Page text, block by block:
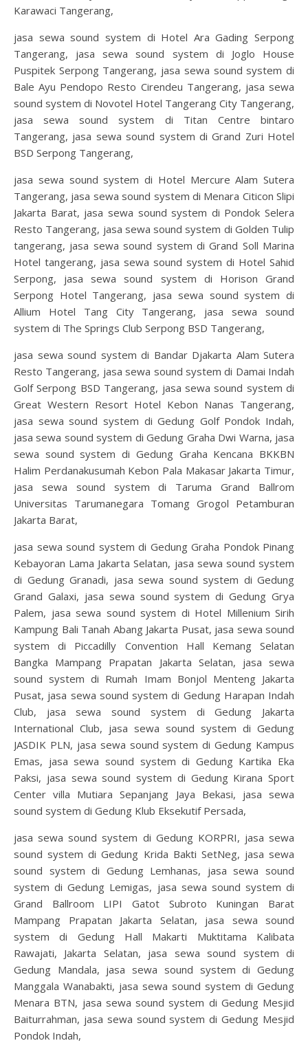
Karawaci Tangerang,
jasa sewa sound system di Hotel Ara Gading Serpong
Tangerang, jasa sewa sound system di Joglo House
Puspitek Serpong Tangerang, jasa sewa sound system di
Bale Ayu Pendopo Resto Cirendeu Tangerang, jasa sewa
sound system di Novotel Hotel Tangerang City Tangerang,
jasa sewa sound system di Titan Centre bintaro
Tangerang, jasa sewa sound system di Grand Zuri Hotel
BSD Serpong Tangerang,
jasa sewa sound system di Hotel Mercure Alam Sutera
Tangerang, jasa sewa sound system di Menara Citicon Slipi
Jakarta Barat, jasa sewa sound system di Pondok Selera
Resto Tangerang, jasa sewa sound system di Golden Tulip
tangerang, jasa sewa sound system di Grand Soll Marina
Hotel tangerang, jasa sewa sound system di Hotel Sahid
Serpong, jasa sewa sound system di Horison Grand
Serpong Hotel Tangerang, jasa sewa sound system di
Allium Hotel Tang City Tangerang, jasa sewa sound
system di The Springs Club Serpong BSD Tangerang,
jasa sewa sound system di Bandar Djakarta Alam Sutera
Resto Tangerang, jasa sewa sound system di Damai Indah
Golf Serpong BSD Tangerang, jasa sewa sound system di
Great Western Resort Hotel Kebon Nanas Tangerang,
jasa sewa sound system di Gedung Golf Pondok Indah,
jasa sewa sound system di Gedung Graha Dwi Warna, jasa
sewa sound system di Gedung Graha Kencana BKKBN
Halim Perdanakusumah Kebon Pala Makasar Jakarta Timur,
jasa sewa sound system di Taruma Grand Ballrom
Universitas Tarumanegara Tomang Grogol Petamburan
Jakarta Barat,
jasa sewa sound system di Gedung Graha Pondok Pinang
Kebayoran Lama Jakarta Selatan, jasa sewa sound system
di Gedung Granadi, jasa sewa sound system di Gedung
Grand Galaxi, jasa sewa sound system di Gedung Grya
Palem, jasa sewa sound system di Hotel Millenium Sirih
Kampung Bali Tanah Abang Jakarta Pusat, jasa sewa sound
system di Piccadilly Convention Hall Kemang Selatan
Bangka Mampang Prapatan Jakarta Selatan, jasa sewa
sound system di Rumah Imam Bonjol Menteng Jakarta
Pusat, jasa sewa sound system di Gedung Harapan Indah
Club, jasa sewa sound system di Gedung Jakarta
International Club, jasa sewa sound system di Gedung
JASDIK PLN, jasa sewa sound system di Gedung Kampus
Emas, jasa sewa sound system di Gedung Kartika Eka
Paksi, jasa sewa sound system di Gedung Kirana Sport
Center villa Mutiara Sepanjang Jaya Bekasi, jasa sewa
sound system di Gedung Klub Eksekutif Persada,
jasa sewa sound system di Gedung KORPRI, jasa sewa
sound system di Gedung Krida Bakti SetNeg, jasa sewa
sound system di Gedung Lemhanas, jasa sewa sound
system di Gedung Lemigas, jasa sewa sound system di
Grand Ballroom LIPI Gatot Subroto Kuningan Barat
Mampang Prapatan Jakarta Selatan, jasa sewa sound
system di Gedung Hall Makarti Muktitama Kalibata
Rawajati, Jakarta Selatan, jasa sewa sound system di
Gedung Mandala, jasa sewa sound system di Gedung
Manggala Wanabakti, jasa sewa sound system di Gedung
Menara BTN, jasa sewa sound system di Gedung Mesjid
Baiturrahman, jasa sewa sound system di Gedung Mesjid
Pondok Indah,